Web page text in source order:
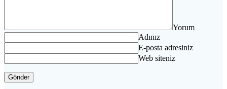
Yorum
Adınız
E-posta adresiniz
Web siteniz